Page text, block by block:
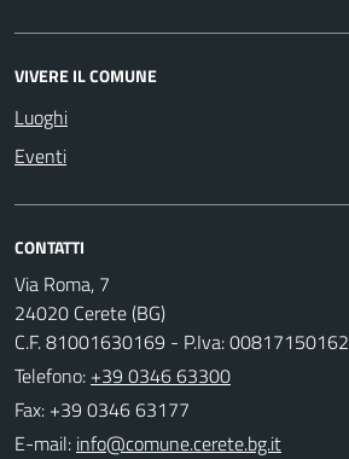
VIVERE IL COMUNE
Luoghi
Eventi
CONTATTI
Via Roma, 7
24020 Cerete (BG)
C.F. 81001630169 - P.Iva: 00817150162
Telefono: +39 0346 63300
Fax: +39 0346 63177
E-mail: